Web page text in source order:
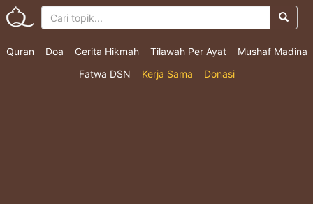
Quran Doa Cerita Hikmah Tilawah Per Ayat
Mushaf Madina
Fatwa DSN
Kerja Sama Donasi